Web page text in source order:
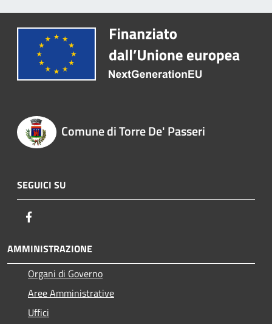
Comune di Torre De' Passeri
SEGUICI SU
AMMINISTRAZIONE
Organi di Governo
Aree Amministrative
Uffici